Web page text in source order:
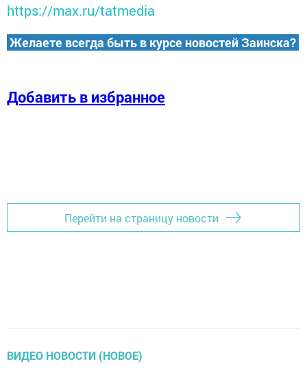
https://max.ru/tatmedia
Желаете всегда быть в курсе новостей Заинска?
Добавить в избранное
Перейти на страницу новости
ВИДЕО НОВОСТИ (НОВОЕ)